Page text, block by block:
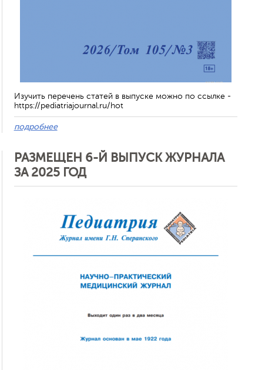
Изучить перечень статей в выпуске можно по ссылке -
https://pediatriajournal.ru/hot
подробнее
РАЗМЕЩЕН 6-Й ВЫПУСК ЖУРНАЛА
ЗА 2025 ГОД